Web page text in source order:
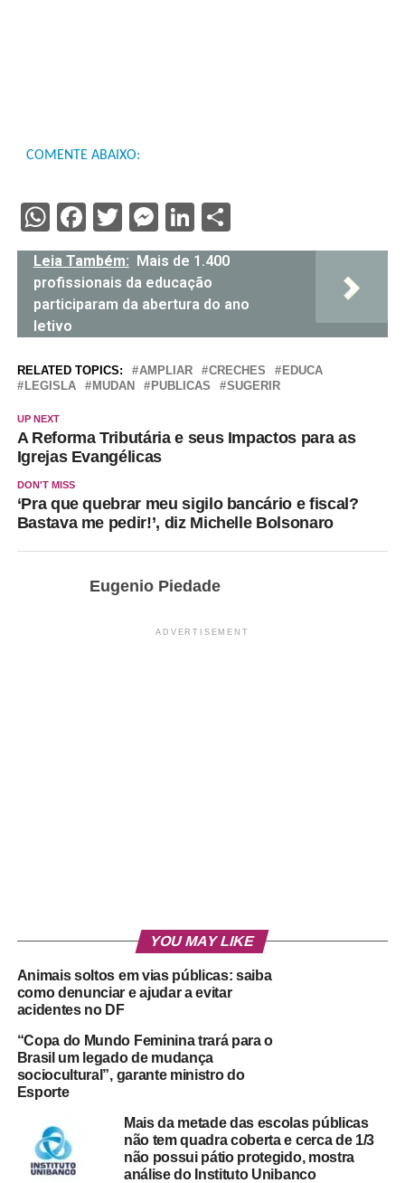
COMENTE ABAIXO:
WhatsApp
Facebook
Twitter
Messenger
LinkedIn
Share
Leia Também: Mais de 1.400
profissionais da educação
participaram da abertura do ano
letivo
RELATED TOPICS: AMPLIAR CRECHES
EDUCA
LEGISLA
MUDAN PUBLICAS SUGERIR
UP NEXT
A Reforma Tributária e seus Impactos para as
Igrejas Evangélicas
DON'T MISS
‘Pra que quebrar meu sigilo bancário e fiscal?
Bastava me pedir!’, diz Michelle Bolsonaro
Eugenio Piedade
ADVERTISEMENT
YOU MAY LIKE
Animais soltos em vias públicas: saiba
como denunciar e ajudar a evitar
acidentes no DF
“Copa do Mundo Feminina trará para o
Brasil um legado de mudança
sociocultural”, garante ministro do
Esporte
Mais da metade das escolas públicas
não tem quadra coberta e cerca de 1/3
não possui pátio protegido, mostra
análise do Instituto Unibanco